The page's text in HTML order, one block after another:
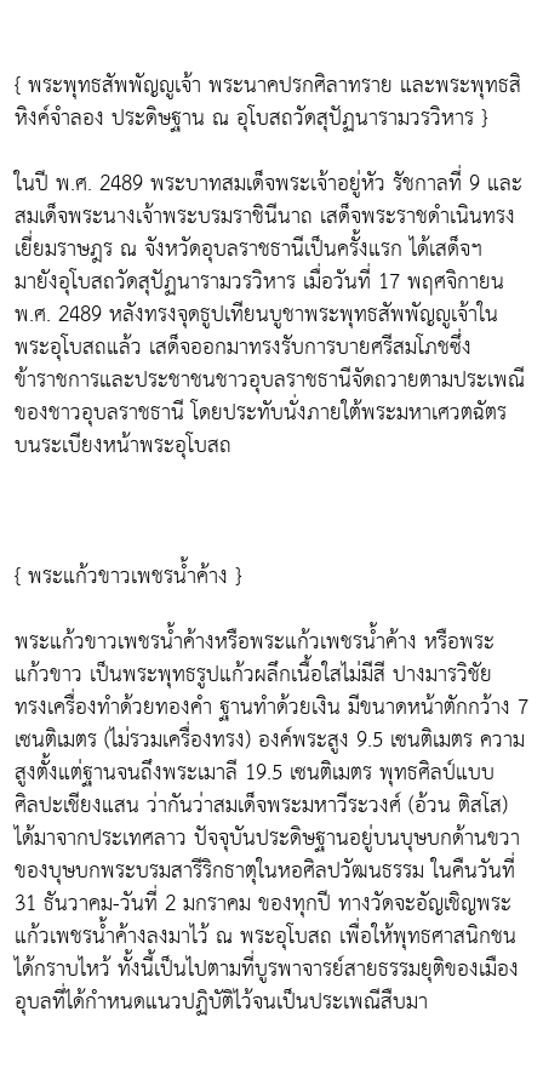
{ พระพุทธสัพพัญญูเจ้า พระนาคปรกศิลาทราย และพระพุทธสิ
หิงค์จำลอง ประดิษฐาน ณ อุโบสถวัดสุปัฏนารามวรวิหาร }
ในปี พ.ศ. 2489 พระบาทสมเด็จพระเจ้าอยู่หัว รัชกาลที่ 9 และ
สมเด็จพระนางเจ้าพระบรมราชินีนาถ เสด็จพระราชดำเนินทรง
เยี่ยมราษฎร ณ จังหวัดอุบลราชธานีเป็นครั้งแรก ได้เสด็จฯ
มายังอุโบสถวัดสุปัฏนารามวรวิหาร เมื่อวันที่ 17 พฤศจิกายน
พ.ศ. 2489 หลังทรงจุดธูปเทียนบูชาพระพุทธสัพพัญญูเจ้าใน
พระอุโบสถแล้ว เสด็จออกมาทรงรับการบายศรีสมโภชซึ่ง
ข้าราชการและประชาชนชาวอุบลราชธานีจัดถวายตามประเพณี
ของชาวอุบลราชธานี โดยประทับนั่งภายใต้พระมหาเศวตฉัตร
บนระเบียงหน้าพระอุโบสถ
{ พระแก้วขาวเพชรน้ำค้าง }
พระแก้วขาวเพชรน้ำค้างหรือพระแก้วเพชรน้ำค้าง หรือพระ
แก้วขาว เป็นพระพุทธรูปแก้วผลึกเนื้อใสไม่มีสี ปางมารวิชัย
ทรงเครื่องทำด้วยทองคำ ฐานทำด้วยเงิน มีขนาดหน้าตักกว้าง 7
เซนติเมตร (ไม่รวมเครื่องทรง) องค์พระสูง 9.5 เซนติเมตร ความ
สูงตั้งแต่ฐานจนถึงพระเมาลี 19.5 เซนติเมตร พุทธศิลป์แบบ
ศิลปะเชียงแสน ว่ากันว่าสมเด็จพระมหาวีระวงศ์ (อ้วน ติสโส)
ได้มาจากประเทศลาว ปัจจุบันประดิษฐานอยู่บนบุษบกด้านขวา
ของบุษบกพระบรมสารีริกธาตุในหอศิลปวัฒนธรรม ในคืนวันที่
31 ธันวาคม-วันที่ 2 มกราคม ของทุกปี ทางวัดจะอัญเชิญพระ
แก้วเพชรน้ำค้างลงมาไว้ ณ พระอุโบสถ เพื่อให้พุทธศาสนิกชน
ได้กราบไหว้ ทั้งนี้เป็นไปตามที่บูรพาจารย์สายธรรมยุติของเมือง
อุบลที่ได้กำหนดแนวปฏิบัติไว้จนเป็นประเพณีสืบมา